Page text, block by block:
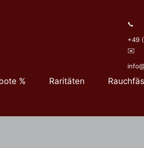
📞
+49
✉️
% Raritäten